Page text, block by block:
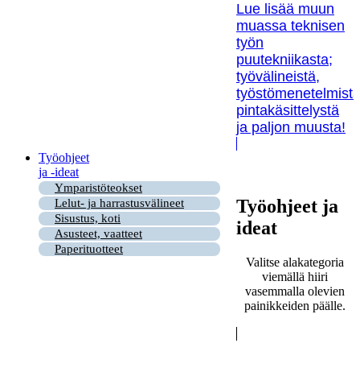
Lue lisää muun
muassa teknisen
työn
puutekniikasta;
työvälineistä,
pintakäsittelystä
ja paljon muusta!
Työohjeet
ja -ideat
Ymparistöteokset
Lelut- ja harrastusvälineet
Sisustus, koti
Asusteet, vaatteet
Paperituotteet
Työohjeet ja
ideat
Valitse alakategoria
viemällä hiiri
vasemmalla olevien
painikkeiden päälle.